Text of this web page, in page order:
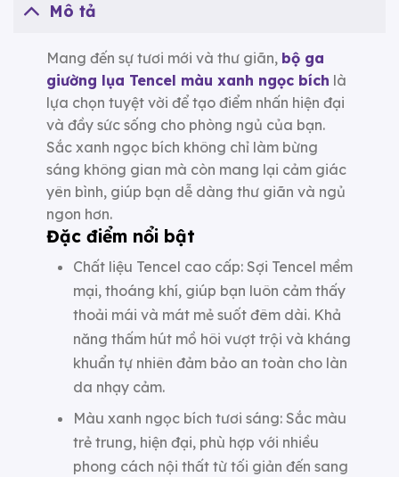
Mô tả
Mang đến sự tươi mới và thư giãn, bộ ga
giường lụa Tencel màu xanh ngọc bích là
lựa chọn tuyệt vời để tạo điểm nhấn hiện đại
và đầy sức sống cho phòng ngủ của bạn.
Sắc xanh ngọc bích không chỉ làm bừng
sáng không gian mà còn mang lại cảm giác
yên bình, giúp bạn dễ dàng thư giãn và ngủ
ngon hơn.
Đặc điểm nổi bật
Chất liệu Tencel cao cấp: Sợi Tencel mềm
mại, thoáng khí, giúp bạn luôn cảm thấy
thoải mái và mát mẻ suốt đêm dài. Khả
năng thấm hút mồ hôi vượt trội và kháng
khuẩn tự nhiên đảm bảo an toàn cho làn
da nhạy cảm.
Màu xanh ngọc bích tươi sáng: Sắc màu
trẻ trung, hiện đại, phù hợp với nhiều
phong cách nội thất từ tối giản đến sang